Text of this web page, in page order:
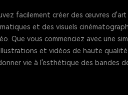
facilement créer des œuvres
et des visuels
Que vous commenciez avec une
et vidéos de haute
vie à l'esthétique des bandes